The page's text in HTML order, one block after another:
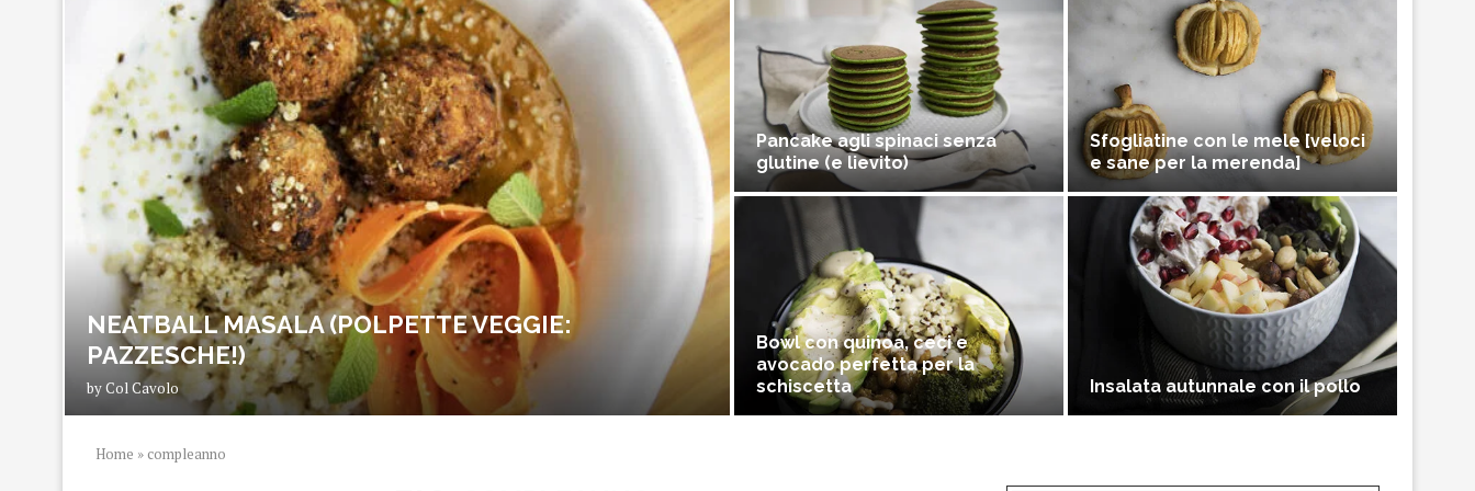
NEATBALL MASALA (POLPETTE VEGGIE:
PAZZESCHE!)
byCol Cavolo
Pancake agli spinaci senza
glutine (e lievito)
Bowl con quinoa, ceci e
avocado perfetta per la
schiscetta
Sfogliatine con le mele [veloci
e sane per la merenda]
Insalata autunnale con il pollo
Home » compleanno